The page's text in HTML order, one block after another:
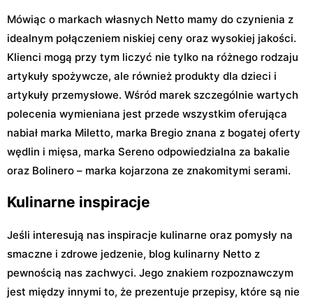
Mówiąc o markach własnych Netto mamy do czynienia z
idealnym połączeniem niskiej ceny oraz wysokiej jakości.
Klienci mogą przy tym liczyć nie tylko na różnego rodzaju
artykuły spożywcze, ale również produkty dla dzieci i
artykuły przemysłowe. Wśród marek szczególnie wartych
polecenia wymieniana jest przede wszystkim oferująca
nabiał marka Miletto, marka Bregio znana z bogatej oferty
wędlin i mięsa, marka Sereno odpowiedzialna za bakalie
oraz Bolinero – marka kojarzona ze znakomitymi serami.
Kulinarne inspiracje
Jeśli interesują nas inspiracje kulinarne oraz pomysły na
smaczne i zdrowe jedzenie, blog kulinarny Netto z
pewnością nas zachwyci. Jego znakiem rozpoznawczym
jest między innymi to, że prezentuje przepisy, które są nie